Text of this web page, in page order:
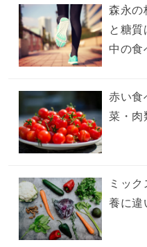
森永の
と糖質
中の食
赤い食
菜・肉
ミッ
養に違